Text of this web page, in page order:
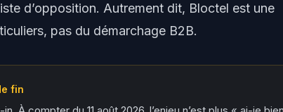
d’opposition. Autrement dit, Bloctel est une
pas du démarchage B2B.
fin